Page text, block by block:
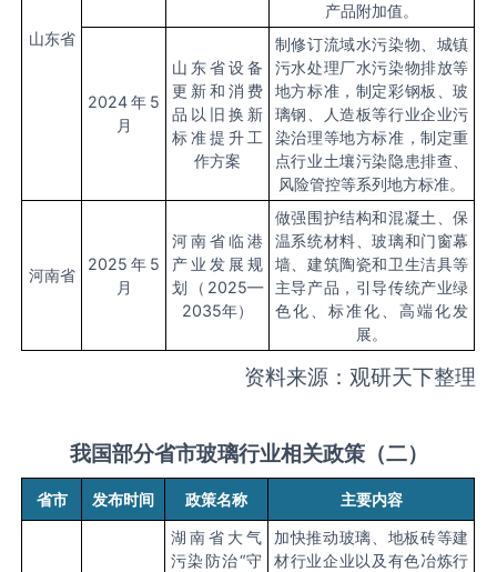
山东省
产品附加值。
2024年5
月
山东省设备
更新和消费
品以旧换新
标准提升工
作方案
制修订流域水污染物、城镇
污水处理厂水污染物排放等
地方标准，制定彩钢板、玻
璃钢、人造板等行业企业污
染治理等地方标准，制定重
点行业土壤污染隐患排查、
风险管控等系列地方标准。
河南省
2025 年5
月
河南省临港
产业发展规
划（2025—
2035年）
做强围护结构和混凝土、保
温系统材料、玻璃和门窗幕
墙、建筑陶瓷和卫生洁具等
主导产品，引导传统产业绿
色化、标准化、高端化发
展。
资料来源：观研天下整理
我国部分省市玻璃行业相关政策（二）
省市 发布时间 政策名称 主要内容
湖南省大气
污染防治“守
加快推动玻璃、地板砖等建
材行业企业以及有色冶炼行